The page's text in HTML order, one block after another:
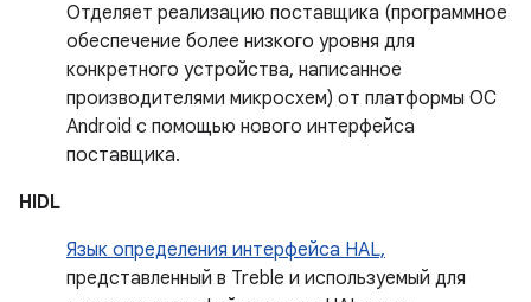
Отделяет реализацию поставщика (программное
обеспечение более низкого уровня для
конкретного устройства, написанное
производителями микросхем) от платформы ОС
Android с помощью нового интерфейса
поставщика.
HIDL
Язык определения интерфейса HAL,
представленный в Treble и используемый для